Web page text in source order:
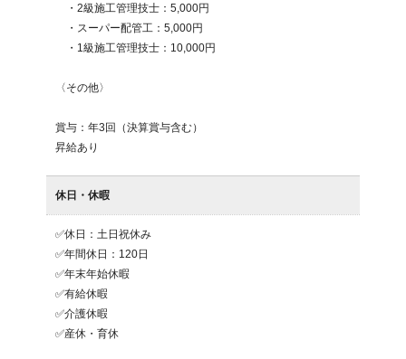
・2級施工管理技士：5,000円
・スーパー配管工：5,000円
・1級施工管理技士：10,000円
〈その他〉
賞与：年3回（決算賞与含む）
休日・休暇
✅休日：土日祝休み
✅年間休日：120日
✅年末年始休暇
✅有給休暇
✅介護休暇
✅産休・育休